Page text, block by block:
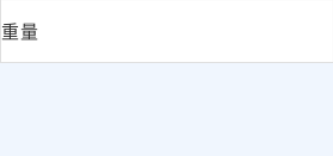
重量